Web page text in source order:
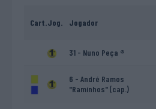
Cart.Jog. Jogador
31 - Nuno Peça ®
6 - André Ramos
"Raminhos" (cap.)